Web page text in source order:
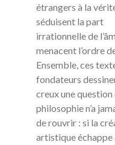
étrangers à la
séduisent la part
irrationnelle de
menacent l’ordre
Ensemble, ces
fondateurs
creux une question
philosophie n’a
de rouvrir : si la
artistique échappe